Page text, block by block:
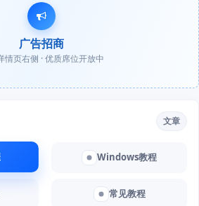
广告招商
情页右侧 · 优质席位开放中
文章
Windows教程
常见教程